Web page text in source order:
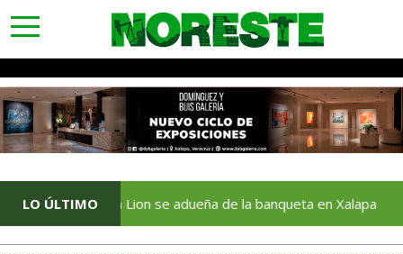
toggle
navigation
LO ÚLTIMO
Golden Lion se adueña de la banqueta en Xalapa